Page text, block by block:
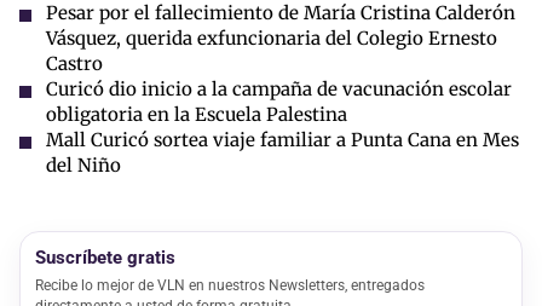
Pesar por el fallecimiento de María Cristina Calderón
Vásquez, querida exfuncionaria del Colegio Ernesto
Castro
Curicó dio inicio a la campaña de vacunación escolar
obligatoria en la Escuela Palestina
Mall Curicó sortea viaje familiar a Punta Cana en Mes
del Niño
Suscríbete gratis
Recibe lo mejor de VLN en nuestros Newsletters, entregados